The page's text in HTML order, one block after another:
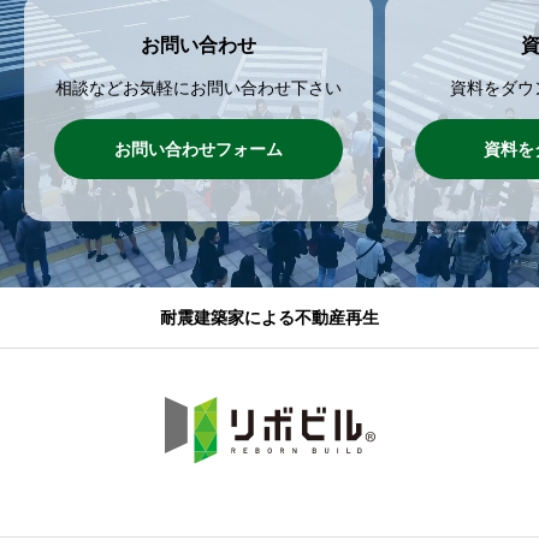
お問い合わせ
相談などお気軽にお問い合わせ下さい
お問い合わせフォーム
資料をダ
資料を
耐震建築家による不動産再生